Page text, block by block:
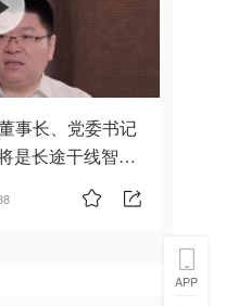
事长、党委书记
是长途干线智能
APP